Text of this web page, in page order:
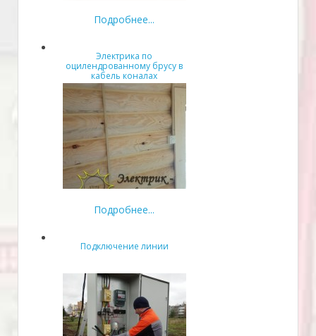
Подробнее...
Электрика по
оцилендрованному брусу в
кабель коналах
Подробнее...
Подключение линии